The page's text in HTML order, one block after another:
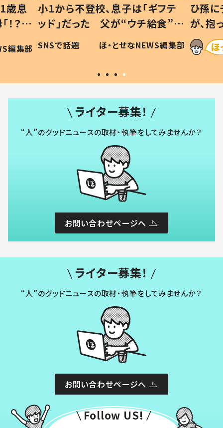
歳息
？」
編集部
小1から不登校、息子は「ギフテ
ッド」だった 父が“ウチ給食”を
作り続ける理由とは #令和の親
#令和の子
SNSで話題 ほ・とせなNEWS編集部
ひ孫
が、
「涙が
い」
ライター募集！
“人”のグッドニュースの取材・執筆をしてみませんか？
お問い合わせページへ
ライター募集！
“人”のグッドニュースの取材・執筆をしてみませんか？
お問い合わせページへ
Follow US!